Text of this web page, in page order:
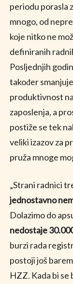
periodu porasla
mnogo, od
koje nitko ne
definiranih
Posljednjih
također
produktivnost
zaposlenja, a
postiže se tek
veliki izazov za
pruža mnoge
„Strani radnici
jednostavno
Dolazimo do
nedostaje
burzi rada
postoji još
HZZ. Kada bi